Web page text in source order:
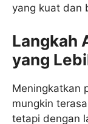
yang kuat dan
Langkah
yang
Meningkatkan
mungkin
tetapi dengan